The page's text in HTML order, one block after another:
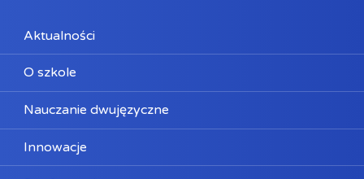
Aktualności
O szkole
Nauczanie dwujęzyczne
Innowacje